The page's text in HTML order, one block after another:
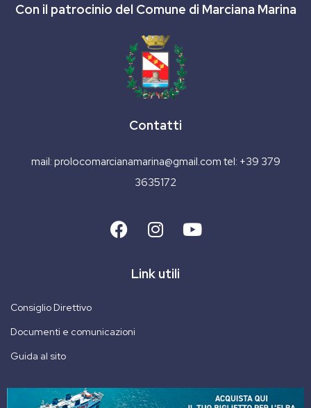
Con il patrocinio del Comune di Marciana Marina
Contatti
mail: prolocomarcianamarina@gmail.com tel: +39 379
3635172
Link utili
Consiglio Direttivo
Documenti e comunicazioni
Guida al sito